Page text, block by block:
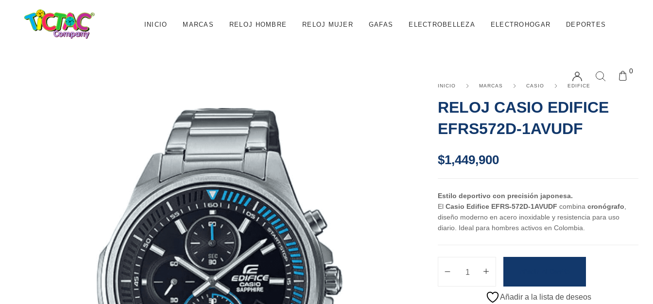
INICIO MARCAS RELOJ HOMBRE RELOJ MUJER GAFAS ELECTROBELLEZA ELECTROHOGAR DEPORTES
0
INICIO MARCAS CASIO EDIFICE
RELOJ CASIO EDIFICE
EFRS572D-1AVUDF
$1,449,900
Estilo deportivo con precisión japonesa.
El Casio Edifice EFRS-572D-1AVUDF combina cronógrafo
diseño moderno en acero inoxidable y resistencia para uso
diario. Ideal para hombres activos en Colombia.
Añadir a la lista de deseos